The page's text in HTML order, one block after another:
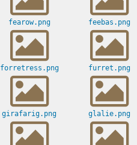
fearow.png feebas.png
forretress.png furret.png
girafarig.png glalie.png